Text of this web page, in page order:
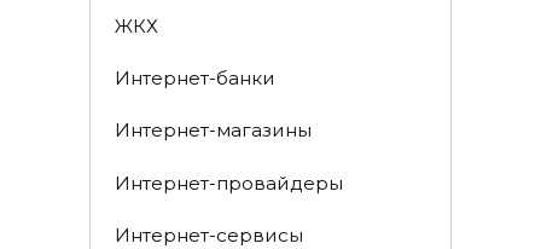
ЖКХ
Интернет-банки
Интернет-магазины
Интернет-провайдеры
Интернет-сервисы